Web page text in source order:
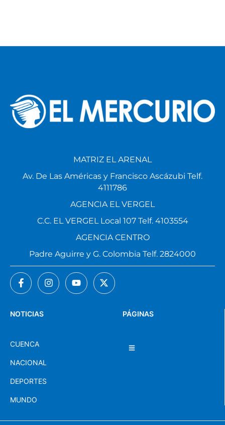
PÁGINAS
NOTICIAS
CUENCA
NACIONAL
DEPORTES
MUNDO
MATRIZ EL ARENAL
Av. De Las Américas y Francisco Ascázubi Telf.
4111786
AGENCIA EL VERGEL
C.C. EL VERGEL Local 107 Telf. 4103554
AGENCIA CENTRO
Padre Aguirre y G. Colombia Telf. 2824000